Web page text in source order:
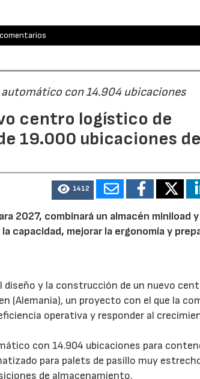
con 14.904 ubicaciones
centro logístico de
19.000 ubicaciones de
1412
2027, combinará un almacén miniload
capacidad, mejorar la ergonomía y
diseño y la construcción de un nuevo
un proyecto con el que la
operativa y responder al
con 14.904 ubicaciones para
para palets de pasillo muy
de almacenamiento.